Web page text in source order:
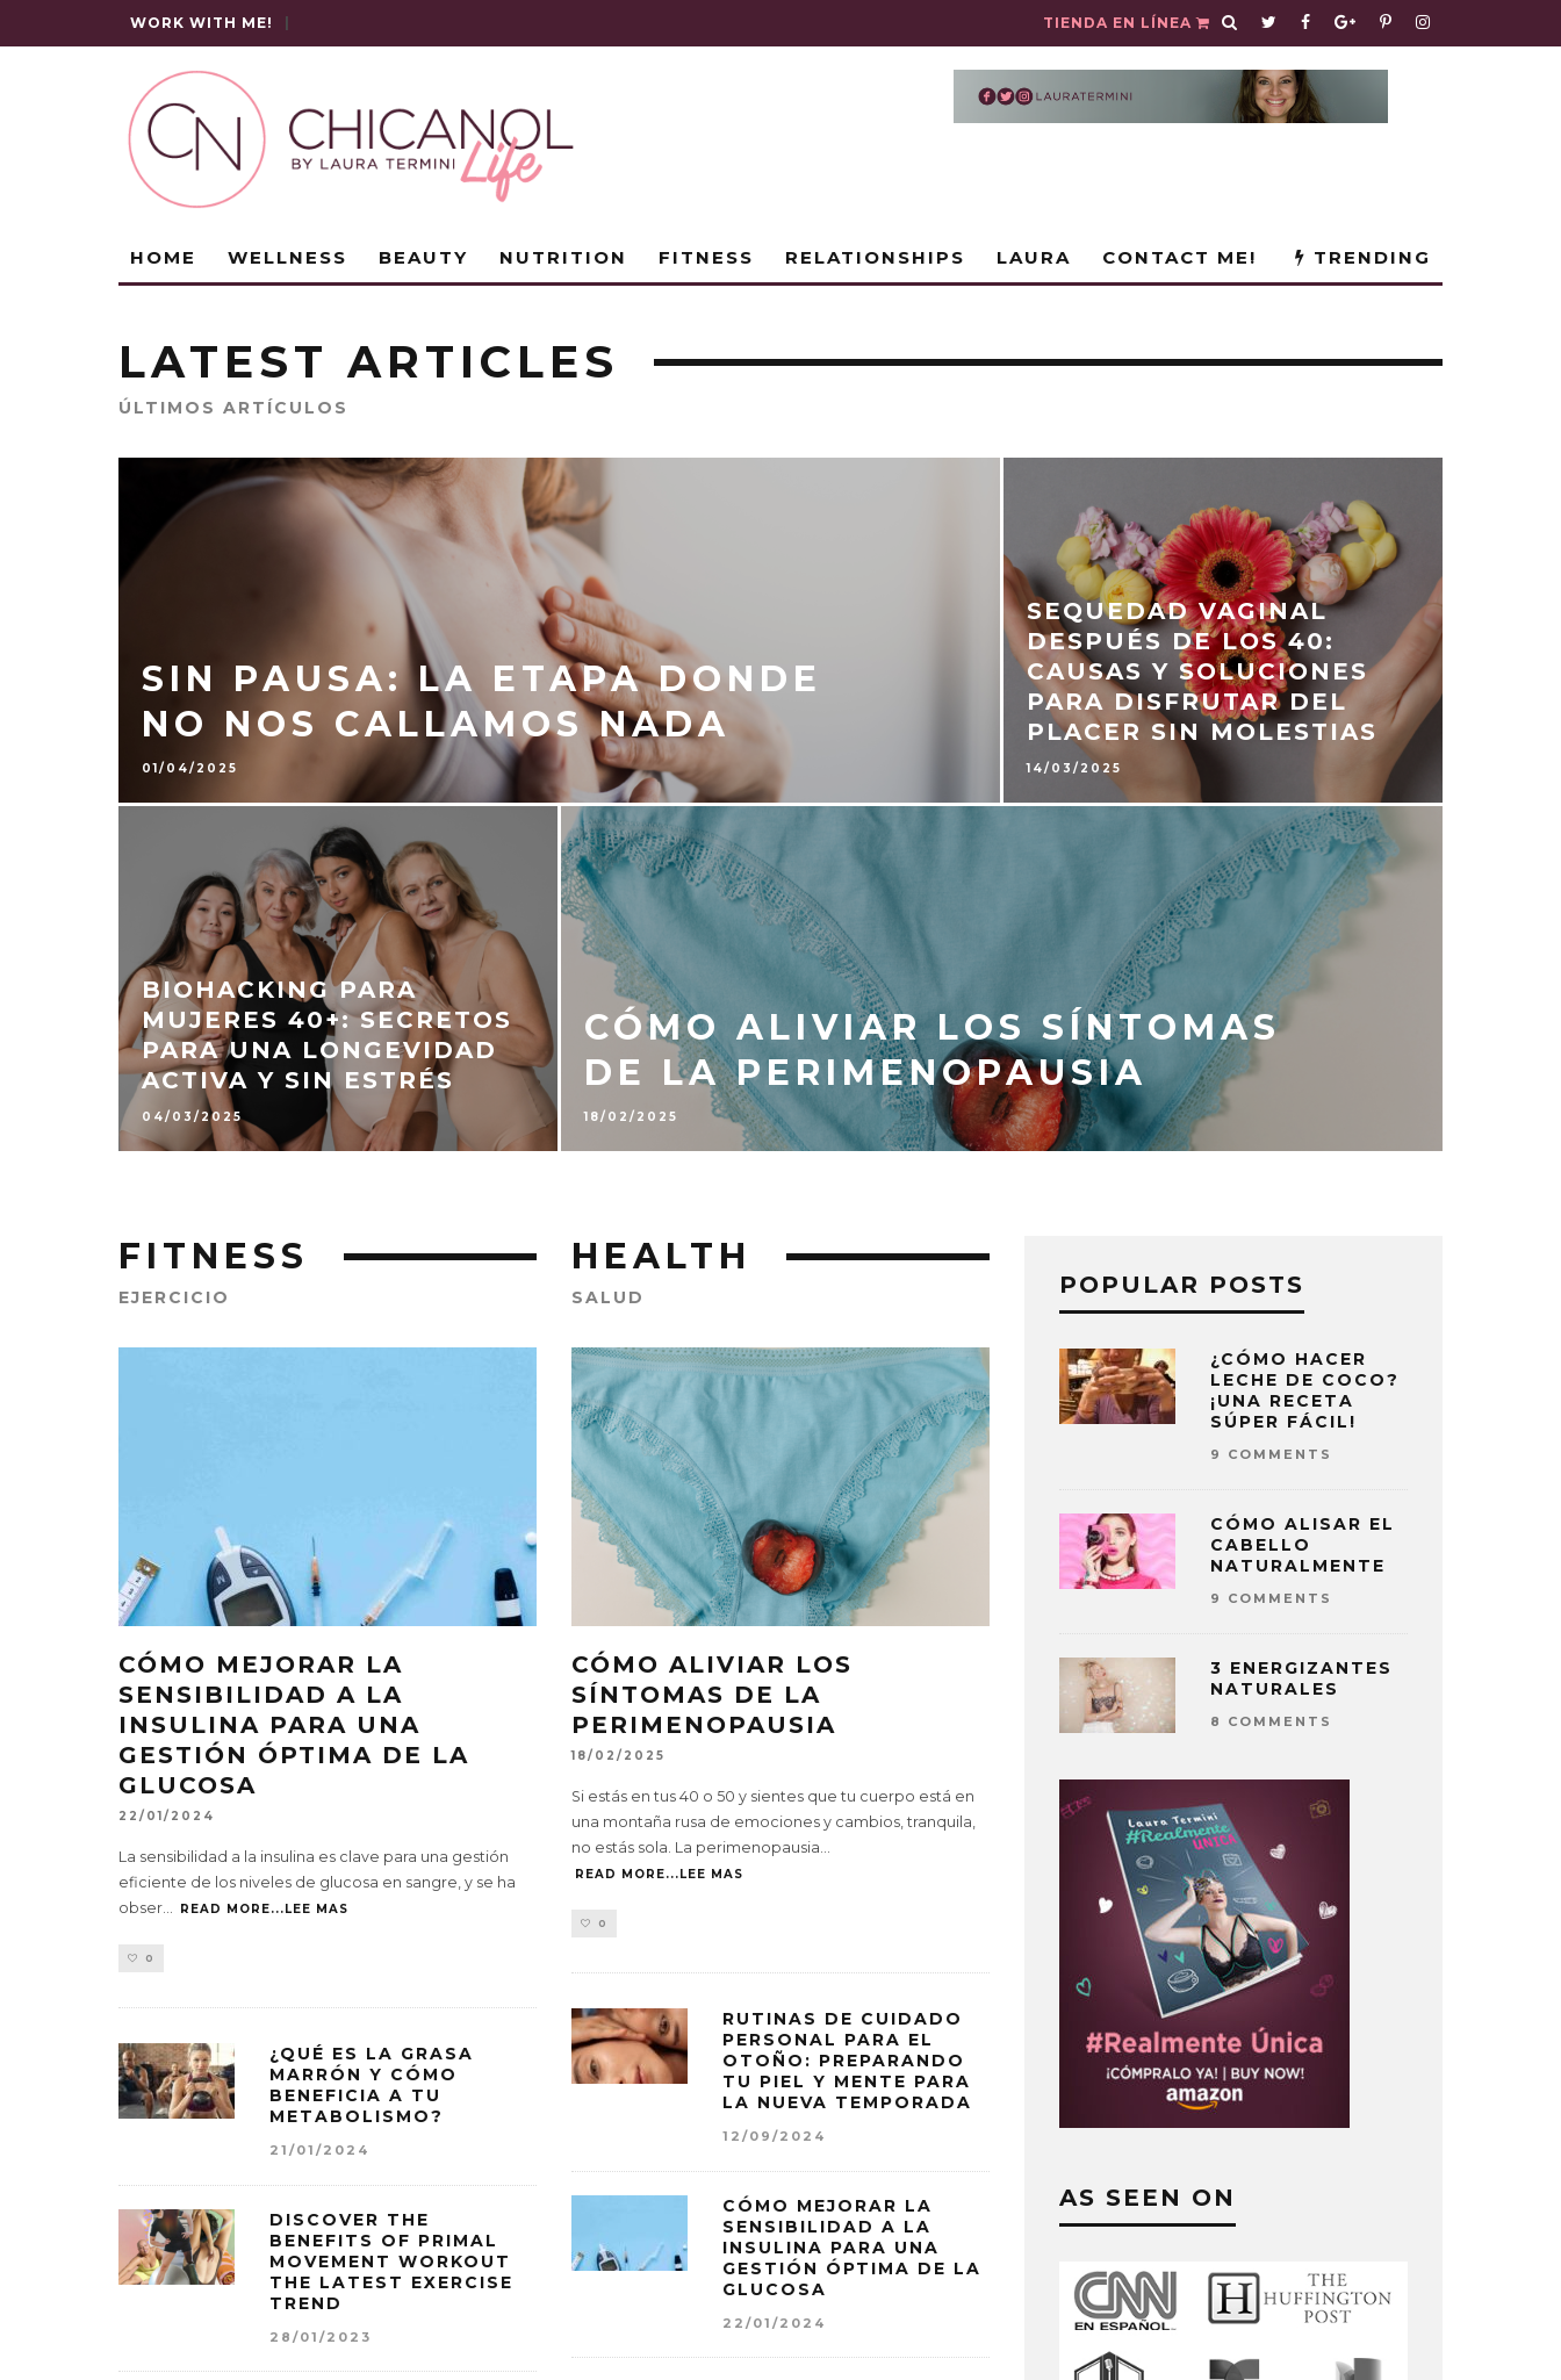
WORK WITH ME! TIENDA EN LÍNEA
HOME WELLNESS BEAUTY NUTRITION FITNESS RELATIONSHIPS LAURA CONTACT ME! TRENDING
LATEST ARTICLES
ÚLTIMOS ARTÍCULOS
SIN PAUSA: LA ETAPA DONDE
NO NOS CALLAMOS NADA
01/04/2025
SEQUEDAD VAGINAL
DESPUÉS DE LOS 40:
CAUSAS Y SOLUCIONES
PARA DISFRUTAR DEL
PLACER SIN MOLESTIAS
14/03/2025
BIOHACKING PARA
MUJERES 40+: SECRETOS
PARA UNA LONGEVIDAD
ACTIVA Y SIN ESTRÉS
04/03/2025
CÓMO ALIVIAR LOS SÍNTOMAS
DE LA PERIMENOPAUSIA
18/02/2025
FITNESS
EJERCICIO
CÓMO MEJORAR LA
SENSIBILIDAD A LA
INSULINA PARA UNA
GESTIÓN ÓPTIMA DE LA
GLUCOSA
22/01/2024
La sensibilidad a la insulina es clave para una gestión
eficiente de los niveles de glucosa en sangre, y se ha
obser... READ MORE...LEE MAS
0
¿QUÉ ES LA GRASA
MARRÓN Y CÓMO
BENEFICIA A TU
METABOLISMO?
21/01/2024
DISCOVER THE
BENEFITS OF PRIMAL
MOVEMENT WORKOUT
THE LATEST EXERCISE
TREND
28/01/2023
HEALTH
SALUD
CÓMO ALIVIAR LOS
SÍNTOMAS DE LA
PERIMENOPAUSIA
18/02/2025
Si estás en tus 40 o 50 y sientes que tu cuerpo está en
una montaña rusa de emociones y cambios, tranquila,
no estás sola. La perimenopausia...
READ MORE...LEE MAS
0
RUTINAS DE CUIDADO
PERSONAL PARA EL
OTOÑO: PREPARANDO
TU PIEL Y MENTE PARA
LA NUEVA TEMPORADA
12/09/2024
CÓMO MEJORAR LA
SENSIBILIDAD A LA
INSULINA PARA UNA
GESTIÓN ÓPTIMA DE LA
GLUCOSA
22/01/2024
POPULAR POSTS
¿CÓMO HACER
LECHE DE COCO?
¡UNA RECETA
SÚPER FÁCIL!
9 COMMENTS
CÓMO ALISAR EL
CABELLO
NATURALMENTE
9 COMMENTS
3 ENERGIZANTES
NATURALES
8 COMMENTS
AS SEEN ON